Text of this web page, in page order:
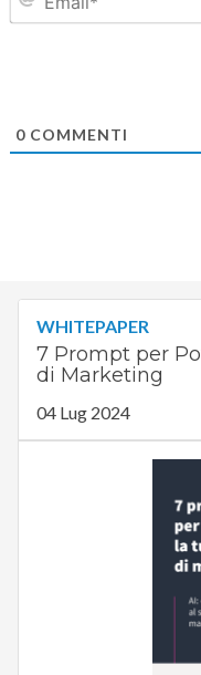
0COMMENTI
WHITEPAPER
7 Prompt per
di Marketing
04 Lug 2024